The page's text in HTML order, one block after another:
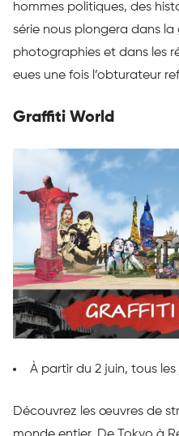
hommes politiques, des
série nous plongera dans la
photographies et dans les
eues une fois l’obturateur
Graffiti World
À partir du 2 juin, tous les
Découvrez les œuvres de